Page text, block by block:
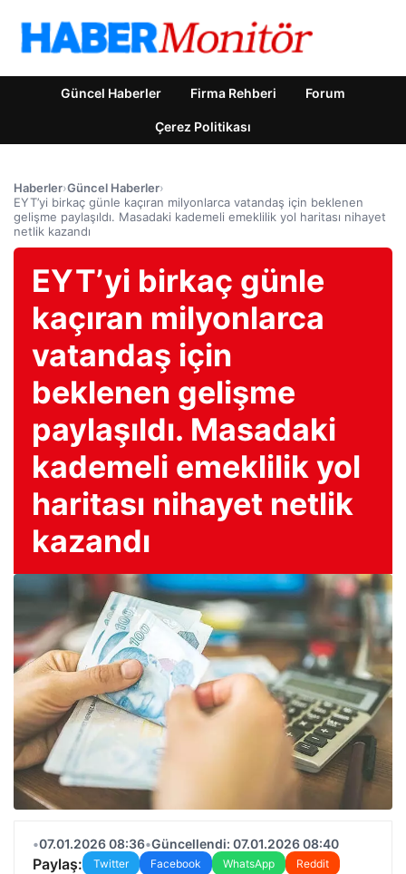
Güncel Haberler Firma Rehberi Forum
Çerez Politikası
Haberler›Güncel Haberler›
EYT’yi birkaç günle kaçıran milyonlarca vatandaş için beklenen
gelişme paylaşıldı. Masadaki kademeli emeklilik yol haritası nihayet
netlik kazandı
EYT’yi birkaç günle
kaçıran milyonlarca
vatandaş için
beklenen gelişme
paylaşıldı. Masadaki
kademeli emeklilik yol
haritası nihayet netlik
kazandı
•07.01.2026 08:36•Güncellendi: 07.01.2026 08:40
Paylaş: Twitter Facebook WhatsApp
Reddit